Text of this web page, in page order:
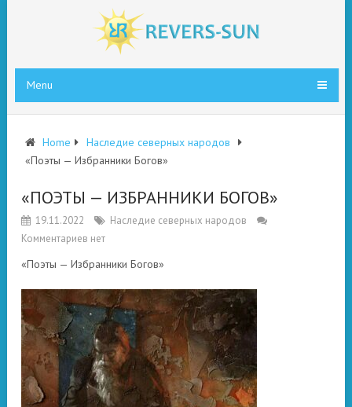
Menu
Home
Наследие северных народов
«Поэты — Избранники Богов»
«ПОЭТЫ — ИЗБРАННИКИ БОГОВ»
19.11.2022
Наследие северных народов
Комментариев нет
«Поэты — Избранники Богов»